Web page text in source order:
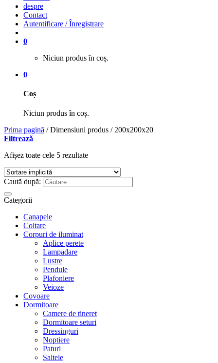
despre
Contact
Autentificare / Înregistrare
0
Niciun produs în coș.
0
Coș
Niciun produs în coș.
Prima pagină /Dimensiuni produs /200x200x20
Filtrează
Afișez toate cele 5 rezultate
Caută după:
Categorii
Canapele
Coltare
Corpuri de iluminat
Aplice perete
Lampadare
Lustre
Pendule
Plafoniere
Veioze
Covoare
Dormitoare
Camere de tineret
Dormitoare seturi
Dressinguri
Noptiere
Paturi
Saltele